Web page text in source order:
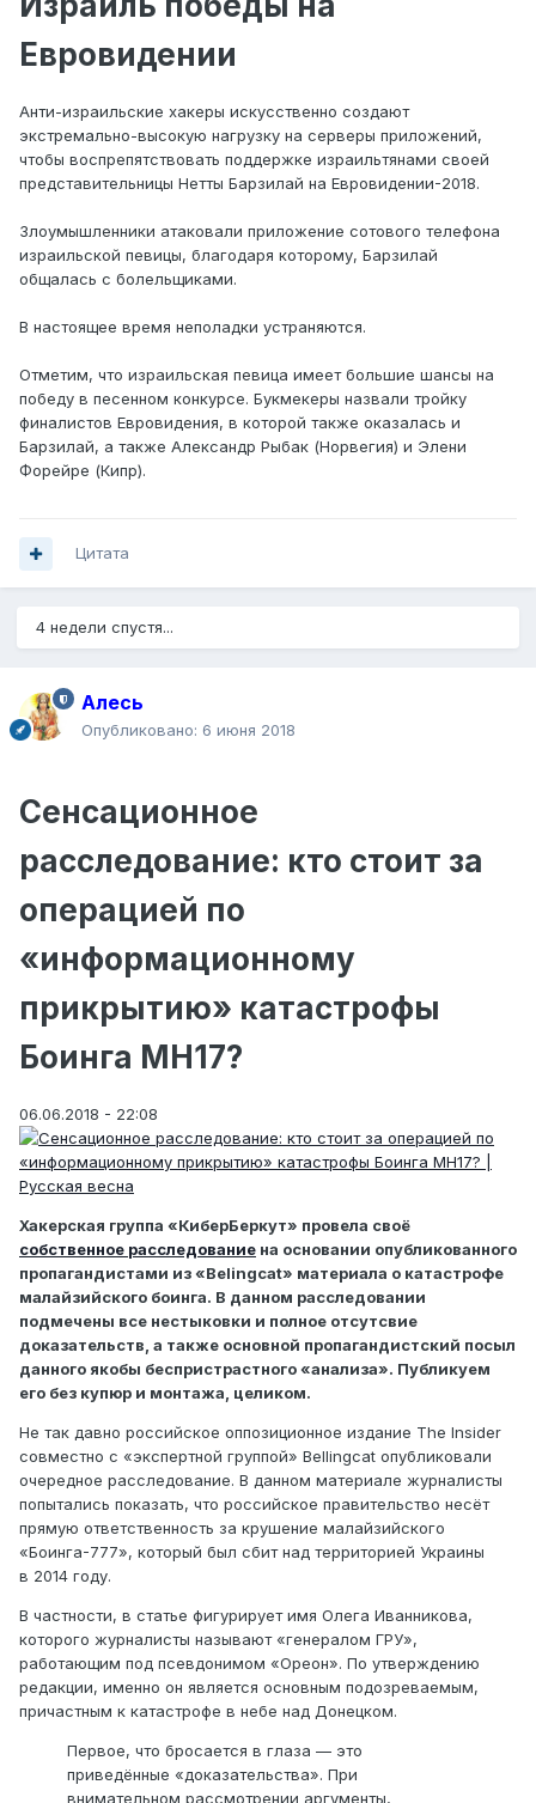
Евровидении
Анти-израильские хакеры искусственно создают
экстремально-высокую нагрузку на серверы приложений,
чтобы воспрепятствовать поддержке израильтянами своей
представительницы Нетты Барзилай на Евровидении-2018.
Злоумышленники атаковали приложение сотового телефона
израильской певицы, благодаря которому, Барзилай
общалась с болельщиками.
В настоящее время неполадки устраняются.
Отметим, что израильская певица имеет большие шансы на
победу в песенном конкурсе. Букмекеры назвали тройку
финалистов Евровидения, в которой также оказалась и
Барзилай, а также Александр Рыбак (Норвегия) и Элени
Форейре (Кипр).
Цитата
4 недели спустя...
Алесь
Опубликовано: 6 июня 2018
Сенсационное
расследование: кто стоит за
операцией по
«информационному
прикрытию» катастрофы
Боинга MH17?
06.06.2018 - 22:08
Хакерская группа «КиберБеркут» провела своё
собственное расследование на основании опубликованного
пропагандистами из «Belingcat» материала о катастрофе
малайзийского боинга. В данном расследовании
подмечены все нестыковки и полное отсутсвие
доказательств, а также основной пропагандистский посыл
данного якобы беспристрастного «анализа». Публикуем
его без купюр и монтажа, целиком.
Не так давно российское оппозиционное издание The Insider
совместно с «экспертной группой» Bellingcat опубликовали
очередное расследование. В данном материале журналисты
попытались показать, что российское правительство несёт
прямую ответственность за крушение малайзийского
«Боинга-777», который был сбит над территорией Украины
в 2014 году.
В частности, в статье фигурирует имя Олега Иванникова,
которого журналисты называют «генералом ГРУ»,
работающим под псевдонимом «Ореон». По утверждению
редакции, именно он является основным подозреваемым,
причастным к катастрофе в небе над Донецком.
Первое, что бросается в глаза — это
приведённые «доказательства». При
внимательном рассмотрении аргументы,